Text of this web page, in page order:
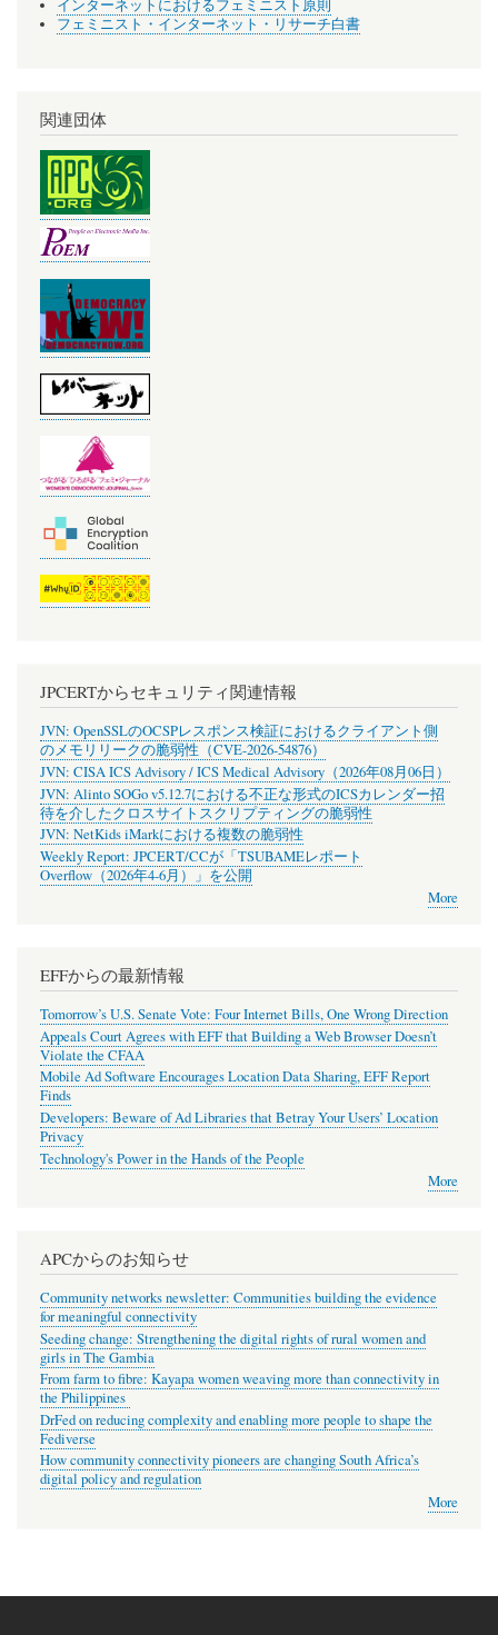
インターネットにおけるフェミニスト原則
フェミニスト・インターネット・リサーチ白書
関連団体
JPCERTからセキュリティ関連情報
JVN: OpenSSLのOCSPレスポンス検証におけるクライアント側
のメモリリークの脆弱性（CVE-2026-54876）
JVN: CISA ICS Advisory / ICS Medical Advisory（2026年08月06日）
JVN: Alinto SOGo v5.12.7における不正な形式のICSカレンダー招
待を介したクロスサイトスクリプティングの脆弱性
JVN: NetKids iMarkにおける複数の脆弱性
Weekly Report: JPCERT/CCが「TSUBAMEレポート
Overflow（2026年4-6月）」を公開
More
EFFからの最新情報
Tomorrow’s U.S. Senate Vote: Four Internet Bills, One Wrong Direction
Appeals Court Agrees with EFF that Building a Web Browser Doesn’t
Violate the CFAA
Mobile Ad Software Encourages Location Data Sharing, EFF Report
Finds
Developers: Beware of Ad Libraries that Betray Your Users’ Location
Privacy
Technology's Power in the Hands of the People
More
APCからのお知らせ
Community networks newsletter: Communities building the evidence
for meaningful connectivity
Seeding change: Strengthening the digital rights of rural women and
girls in The Gambia
From farm to fibre: Kayapa women weaving more than connectivity in
the Philippines
DrFed on reducing complexity and enabling more people to shape the
Fediverse
How community connectivity pioneers are changing South Africa’s
digital policy and regulation
More